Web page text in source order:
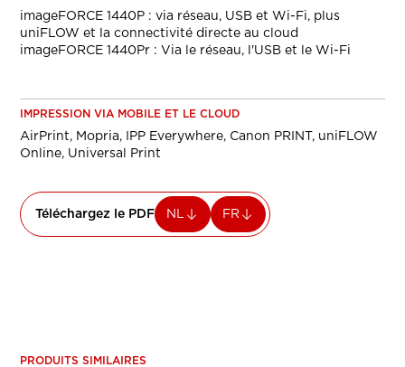
imageFORCE 1440P : via réseau, USB et Wi-Fi, plus
uniFLOW et la connectivité directe au cloud
imageFORCE 1440Pr : Via le réseau, l'USB et le Wi-Fi
IMPRESSION VIA MOBILE ET LE CLOUD
AirPrint, Mopria, IPP Everywhere, Canon PRINT, uniFLOW
Online, Universal Print
Téléchargez le PDF NL FR
PRODUITS SIMILAIRES